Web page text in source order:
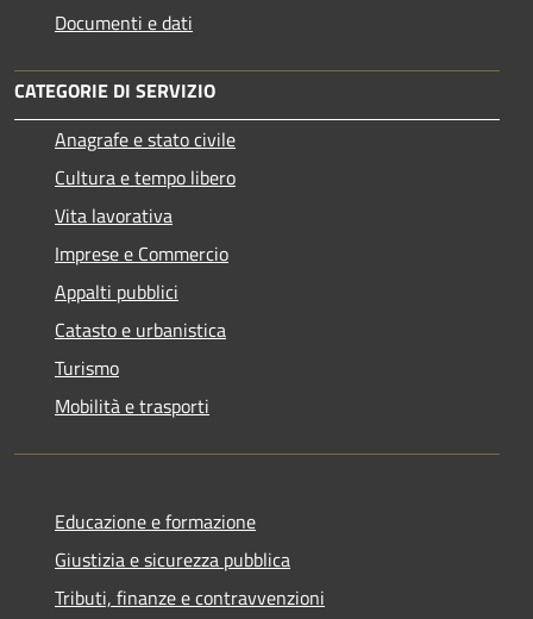
Documenti e dati
CATEGORIE DI SERVIZIO
Anagrafe e stato civile
Cultura e tempo libero
Vita lavorativa
Imprese e Commercio
Appalti pubblici
Catasto e urbanistica
Turismo
Mobilità e trasporti
Educazione e formazione
Giustizia e sicurezza pubblica
Tributi, finanze e contravvenzioni